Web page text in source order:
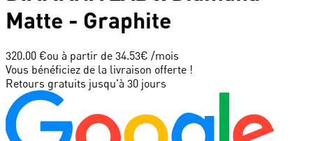
Matte - Graphite
320.00 €ou à partir de 34.53€ /mois
Vous bénéficiez de la livraison offerte !
Retours gratuits jusqu'à 30 jours